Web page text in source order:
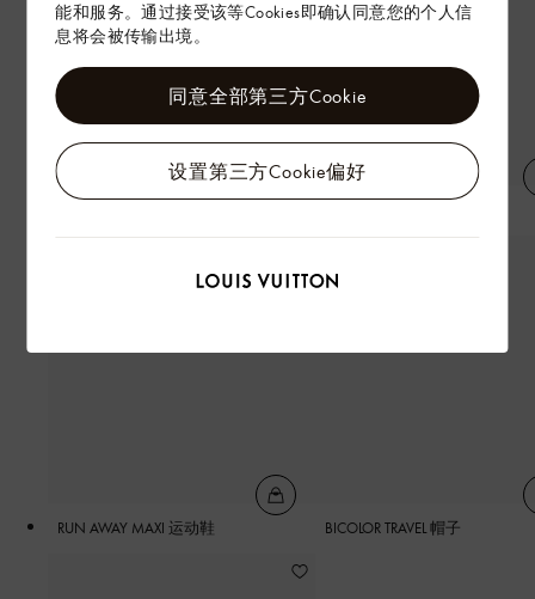
能和服务。通过接受该等Cookies即确认同意您的个人信
息将会被传输出境。
设置第三方Cookie偏好
同意全部第三方Cookie
RUN AWAY MAXI 运动鞋 BICOLOR TRAVEL 帽子